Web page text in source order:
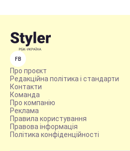
FB
Про проєкт
Редакційна політика і стандарти
Контакти
Команда
Про компанію
Реклама
Правила користування
Правова інформація
Політика конфіденційності